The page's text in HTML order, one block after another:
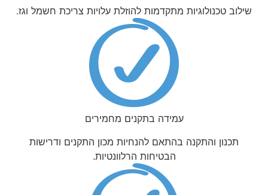
שילוב טכנולוגיות מתקדמות להוזלת עלויות צריכת חשמל וגז.
עמידה בתקנים מחמירים
תכנון והתקנה בהתאם להנחיות מכון התקנים ודרישות
הבטיחות הרלוונטיות.